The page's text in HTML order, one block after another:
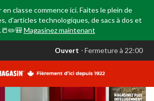
classe commence ici. Faites le plein de
d'articles technologiques, de sacs à dos et
Magasinez maintenant
votre
est
AB,
Ouvert ⋅ Fermeture à 22:00